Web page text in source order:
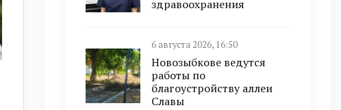
здравоохранения
6 августа 2026, 16:50
Новозыбкове ведутся
работы по
благоустройству аллеи
Славы